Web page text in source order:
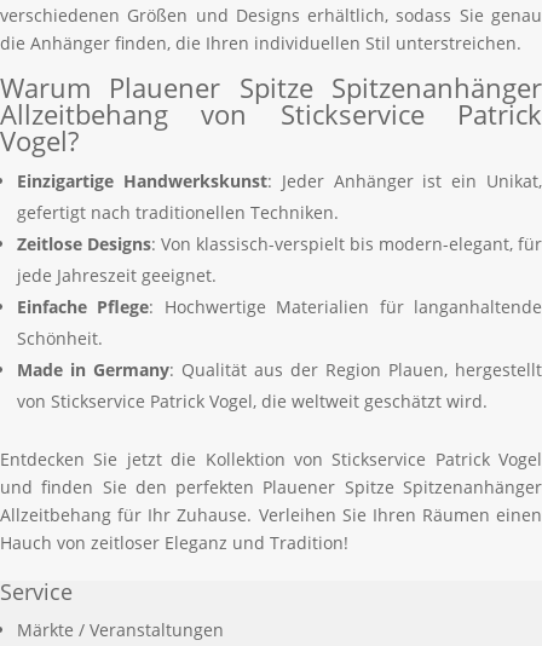
verschiedenen Größen und Designs erhältlich, sodass Sie genau
die Anhänger finden, die Ihren individuellen Stil unterstreichen.
Warum Plauener Spitze Spitzenanhänger
Allzeitbehang von Stickservice Patrick
Vogel?
Einzigartige Handwerkskunst: Jeder Anhänger ist ein Unikat,
gefertigt nach traditionellen Techniken.
Zeitlose Designs: Von klassisch-verspielt bis modern-elegant, für
jede Jahreszeit geeignet.
Einfache Pflege: Hochwertige Materialien für langanhaltende
Schönheit.
Made in Germany: Qualität aus der Region Plauen, hergestellt
von Stickservice Patrick Vogel, die weltweit geschätzt wird.
Entdecken Sie jetzt die Kollektion von Stickservice Patrick Vogel
und finden Sie den perfekten Plauener Spitze Spitzenanhänger
Allzeitbehang für Ihr Zuhause. Verleihen Sie Ihren Räumen einen
Hauch von zeitloser Eleganz und Tradition!
Service
Märkte / Veranstaltungen